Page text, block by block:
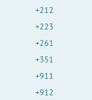
+212
+223
+261
+351
+911
+912